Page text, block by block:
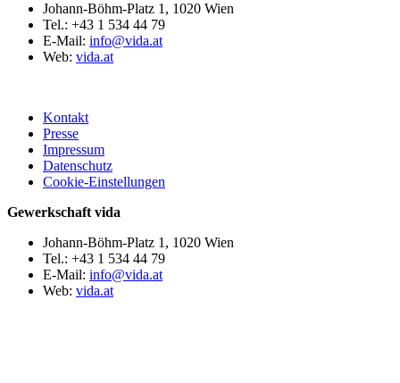
Johann-Böhm-Platz 1, 1020 Wien
Tel.: +43 1 534 44 79
E-Mail: info@vida.at
Web: vida.at
Kontakt
Presse
Impressum
Datenschutz
Cookie-Einstellungen
Gewerkschaft vida
Johann-Böhm-Platz 1, 1020 Wien
Tel.: +43 1 534 44 79
E-Mail: info@vida.at
Web: vida.at